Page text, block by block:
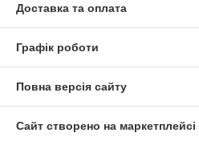
Доставка та оплата
Графік роботи
Повна версія сайту
Сайт створено на маркетплейсі